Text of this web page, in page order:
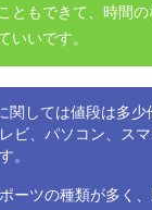
ともできて、時間
いいです。
関しては値段は多
ビ、パソコン、ス
。
ーツの種類が多く